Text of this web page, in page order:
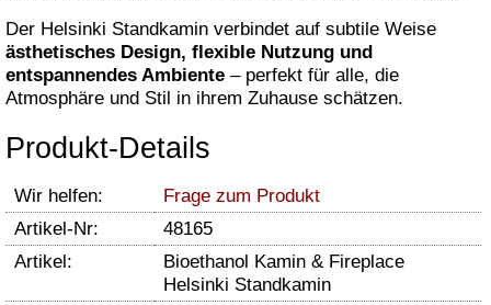
Der Helsinki Standkamin verbindet auf subtile Weise
ästhetisches Design, flexible Nutzung und
entspannendes Ambiente – perfekt für alle, die
Atmosphäre und Stil in ihrem Zuhause schätzen.
Produkt-Details
Wir helfen:
Frage zum Produkt
Artikel-Nr:
48165
Artikel:
Bioethanol Kamin & Fireplace
Helsinki Standkamin